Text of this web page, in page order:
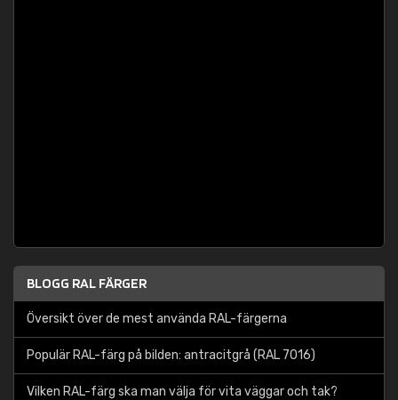
BLOGG RAL FÄRGER
Översikt över de mest använda RAL-färgerna
Populär RAL-färg på bilden: antracitgrå (RAL 7016)
Vilken RAL-färg ska man välja för vita väggar och tak?